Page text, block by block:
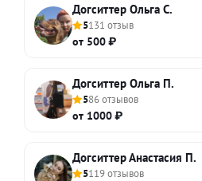
Догситтер Ольга С.
5131 отзыв
от 500 ₽
Догситтер Ольга П.
586 отзывов
от 1000 ₽
Догситтер Анастасия П.
5119 отзывов